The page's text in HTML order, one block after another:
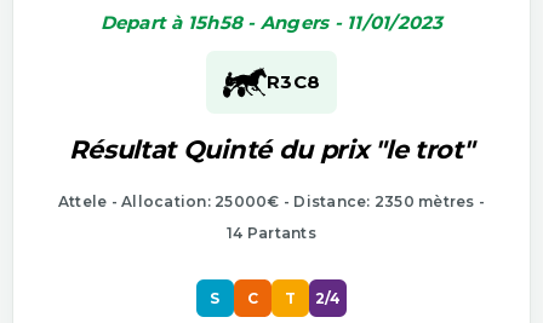
Depart à 15h58 - Angers - 11/01/2023
R3C8
Résultat Quinté du prix "le trot"
Attele - Allocation: 25000€ - Distance: 2350 mètres -
14 Partants
S C T 2/4